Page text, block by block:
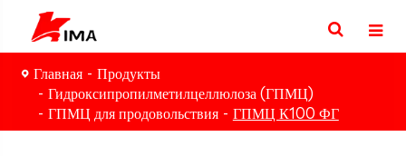
Главная
Продукты
Гидроксипропилметилцеллюлоза (ГПМЦ)
ГПМЦ для продовольствия
ГПМЦ К100 ФГ